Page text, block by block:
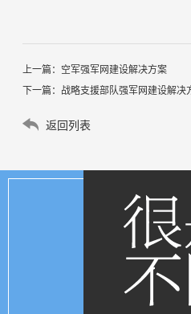
上一篇： 空军强军网建设解决方案
下一篇： 战略支援部队强军网建设解决
返回列表